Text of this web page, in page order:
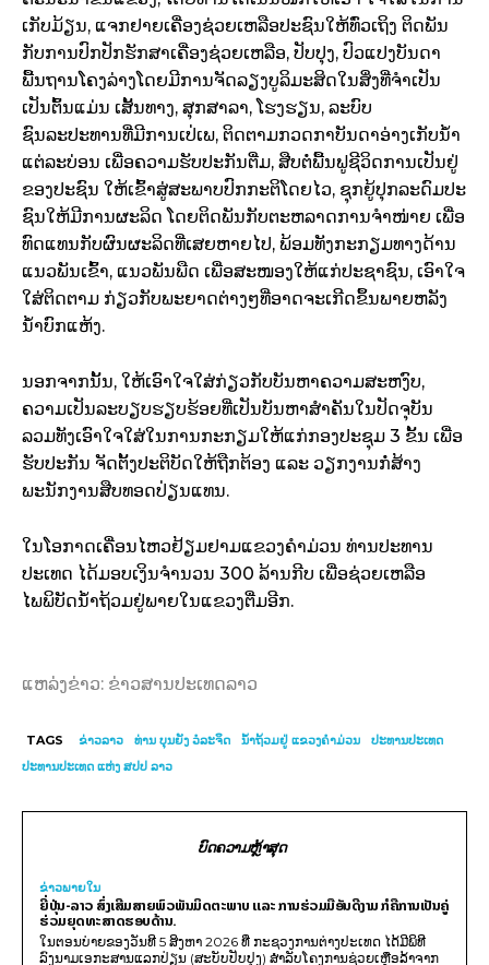
ເກັບມ້ຽນ, ແຈກຢາຍເຄື່ອງຊ່ວຍເຫລືອປະຊົນໃຫ້ທົ່ວເຖິງ ຕິດພັນ
ກັບການປົກປັກຮັກສາເຄື່ອງຊ່ວຍເຫລືອ, ປັບປຸງ, ປົວແປງບັນດາ
ພື້ນຖານໂຄງລ່າງໂດຍມີການຈັດລຽງບູລິມະສິດໃນສິ່ງທີ່ຈຳເປັນ
ເປັນຕົ້ນແມ່ນ ເສັ້ນທາງ, ສຸກສາລາ, ໂຮງຮຽນ, ລະບົບ
ຊົນລະປະທານທີ່ມີການເປ່ເພ, ຕິດຕາມກວດກາບັນດາອ່າງເກັບນໍ້າ
ແຕ່ລະບ່ອນ ເພື່ອຄວາມຮັບປະກັນຕື່ມ, ສືບຕໍ່ພື້ນຟູຊີວິດການເປັນຢູ່
ຂອງປະຊົນ ໃຫ້ເຂົ້າສູ່ສະພາບປົກກະຕິໂດຍໄວ, ຊຸກຍູ້ປຸກລະດົມປະ
ຊົນໃຫ້ມີການຜະລິດ ໂດຍຕິດພັນກັບຕະຫລາດການຈຳໜ່າຍ ເພື່ອ
ທົດແທນກັບຜົນຜະລິດທີ່ເສຍຫາຍໄປ, ພ້ອມທັງກະກຽມທາງດ້ານ
ແນວພັນເຂົ້າ, ແນວພັນພືດ ເພື່ອສະໜອງໃຫ້ແກ່ປະຊາຊົນ, ເອົາໃຈ
ໃສ່ຕິດຕາມ ກ່ຽວກັບພະຍາດຕ່າງໆທີ່ອາດຈະເກີດຂຶ້ນພາຍຫລັງ
ນໍ້າບົກແຫ້ງ.
ນອກຈາກນັ້ນ, ໃຫ້ເອົາໃຈໃສ່ກ່ຽວກັບບັນຫາຄວາມສະຫງົບ,
ຄວາມເປັນລະບຽບຮຽບຮ້ອຍທີ່ເປັນບັນຫາສຳຄັນໃນປັດຈຸບັນ
ລວມທັງເອົາໃຈໃສ່ໃນການກະກຽມໃຫ້ແກ່ກອງປະຊຸມ 3 ຂັ້ນ ເພື່ອ
ຮັບປະກັນ ຈັດຕັ້ງປະຕິບັດໃຫ້ຖືກຕ້ອງ ແລະ ວຽກງານກໍ່ສ້າງ
ພະນັກງານສືບທອດປ່ຽນແທນ.
ໃນໂອກາດເຄື່ອນໄຫວຢ້ຽມຢາມແຂວງຄຳມ່ວນ ທ່ານປະທານ
ປະເທດ ໄດ້ມອບເງິນຈຳນວນ 300 ລ້ານກີບ ເພື່ອຊ່ວຍເຫລືອ
ໄພພິບັດນໍ້າຖ້ວມຢູ່ພາຍໃນແຂວງຕື່ມອີກ.
ແຫລ່ງຂ່າວ: ຂ່າວສານປະເທດລາວ
TAGS ຂ່າວລາວ ທ່ານ ບຸນຍັງ ວໍລະຈິດ ນ້ຳຖ້ວມຢູ່ ແຂວງຄຳມ່ວນ
ປະທານປະເທດ
ປະທານປະເທດ ແຫ່ງ ສປປ ລາວ
ບົດຄວາມຫຼ້າສຸດ
ຂ່າວພາຍ​ໃນ
ຍີ່ປຸ່ນ-ລາວ ສົ່ງເສີມສາຍພົວພັນມິດຕະພາບ ແລະ ການຮ່ວມມືອັນດີງາມ ກໍຄືການເປັນຄູ່
ຮ່ວມຍຸດທະສາດຮອບດ້ານ.
ໃນຕອນບ່າຍຂອງວັນທີ 5 ສິງຫາ 2026 ທີ່ ກະຊວງການຕ່າງປະເທດ ໄດ້ມີພິທີ
ລົງນາມເອກະສານແລກປ່ຽນ (ສະບັບປັບປຸງ) ສໍາລັບໂຄງການຊ່ວຍເຫຼືອລ້າຈາກ